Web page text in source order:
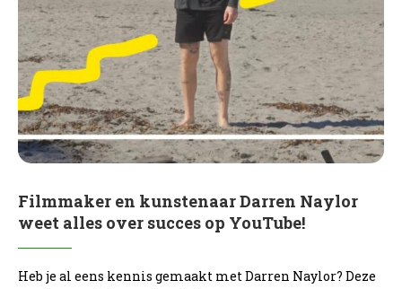
Filmmaker en kunstenaar Darren Naylor
weet alles over succes op YouTube!
Heb je al eens kennis gemaakt met Darren Naylor? Deze